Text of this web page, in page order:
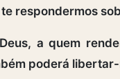
respondermos
a quem
poderá